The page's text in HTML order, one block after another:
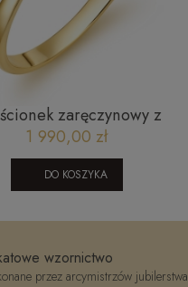
zaręczynowy z
- Flower 0,1 ct
1 990,00 zł
DO KOSZYKA
wzornictwo
przez arcymistrzów jubilerstwa